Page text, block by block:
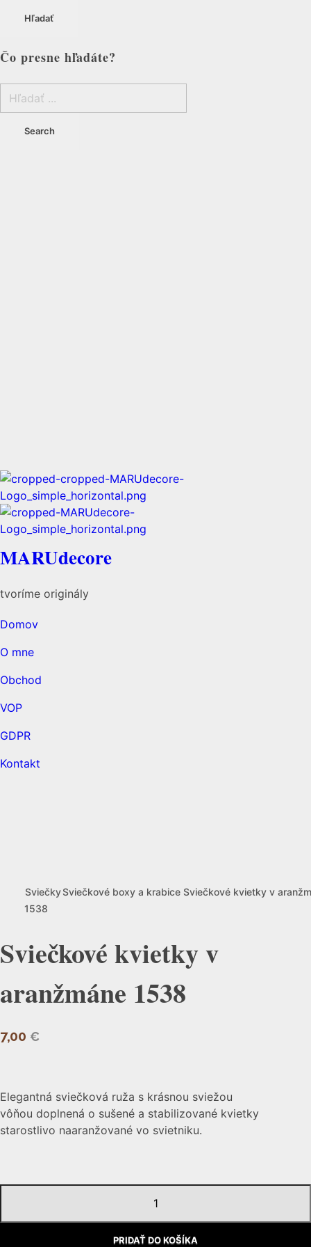
Hľadať
Čo presne hľadáte?
MARUdecore
tvoríme originály
Domov
O mne
Obchod
VOP
GDPR
Kontakt
SviečkySviečkové boxy a krabice Sviečkové kvietky v
1538
Sviečkové kvietky v
aranžmáne 1538
7,00 €
Elegantná sviečková ruža s krásnou sviežou
vôňou doplnená o sušené a stabilizované kvietky
starostlivo naaranžované vo svietniku.
kvietky
PRIDAŤ DO KOŠÍKA